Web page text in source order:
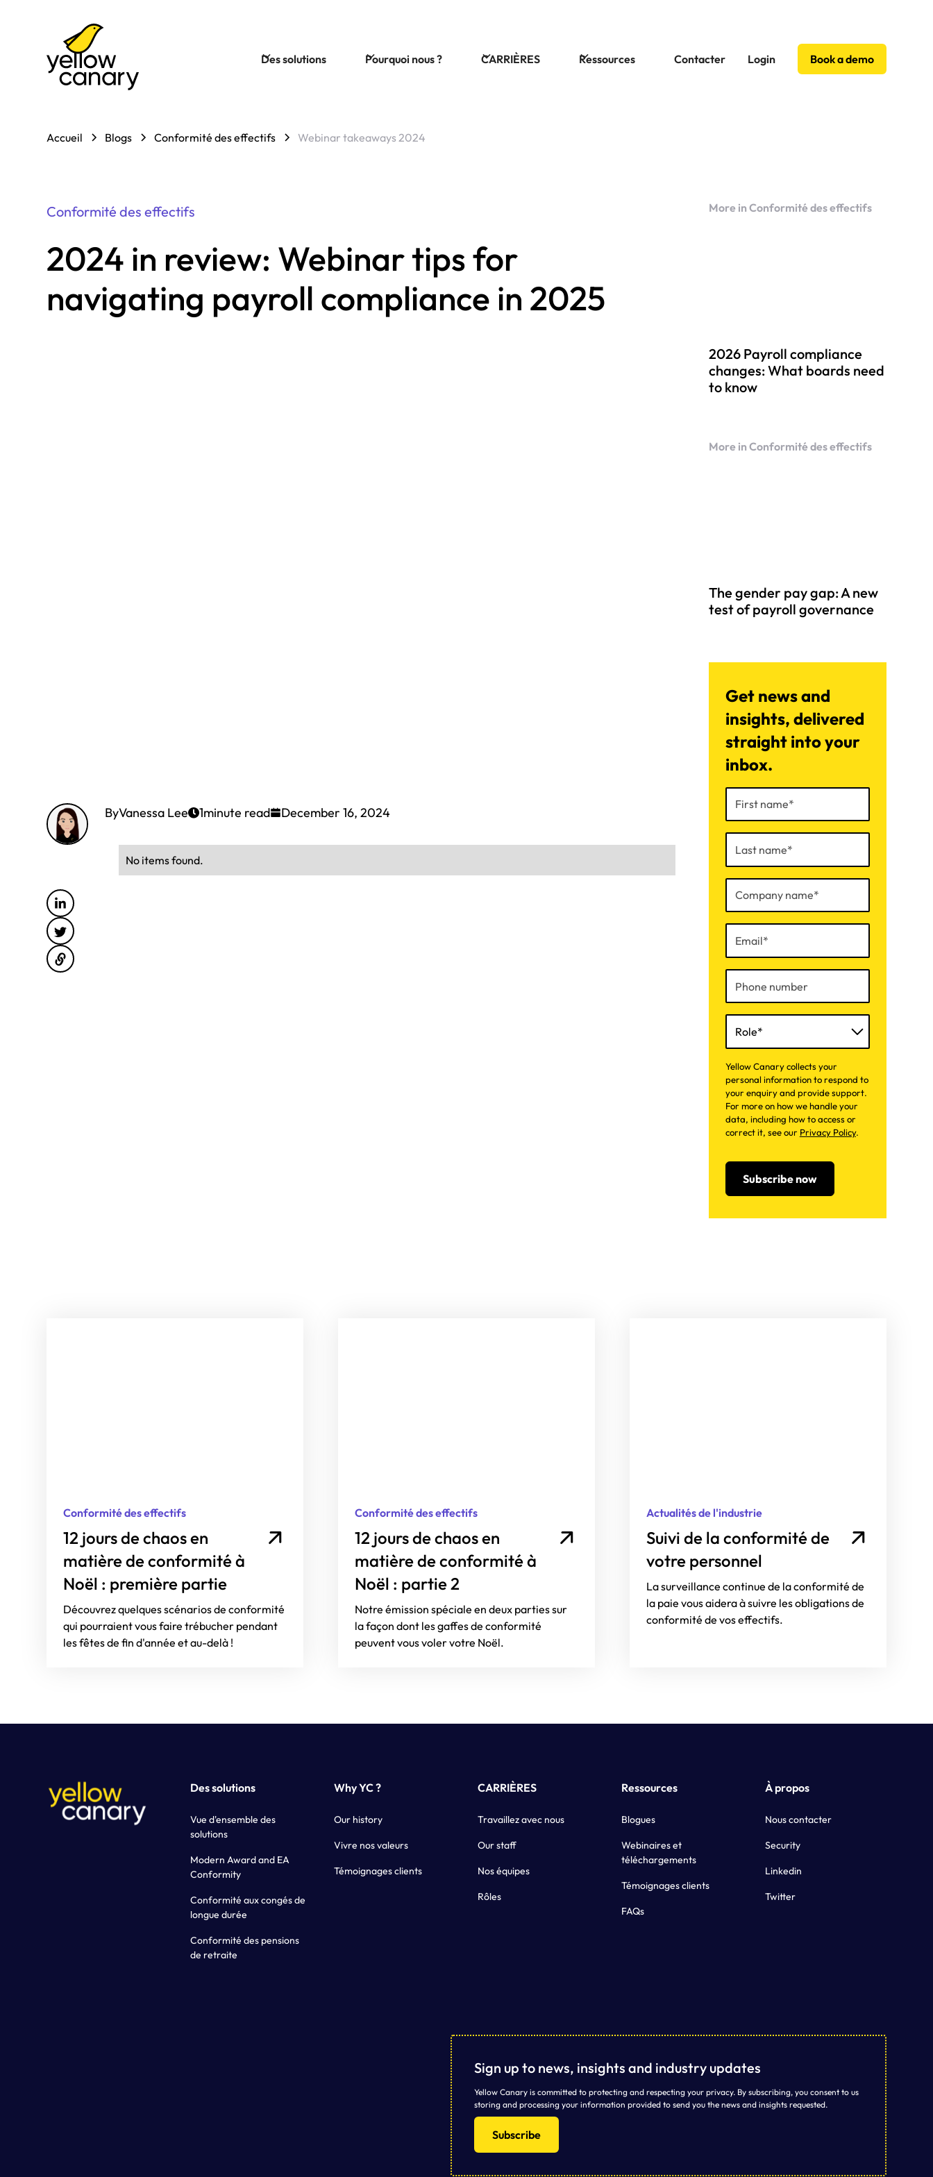
Des solutions Pourquoi nous ? CARRIÈRES Ressources Contacter Login Book a demo
Accueil Blogs Conformité des effectifs Webinar takeaways 2024
Conformité des effectifs
2024 in review: Webinar tips for
navigating payroll compliance in 2025
ByVanessa Lee 1minute read December 16, 2024
No items found.
More in Conformité des effectifs
2026 Payroll compliance
changes: What boards need
to know
More in Conformité des effectifs
The gender pay gap: A new
test of payroll governance
Get news and
insights, delivered
straight into your
inbox.
Yellow Canary collects your
personal information to respond to
your enquiry and provide support.
For more on how we handle your
data, including how to access or
correct it, see our Privacy Policy.
Conformité des effectifs
12 jours de chaos en
matière de conformité à
Noël : première partie
Découvrez quelques scénarios de conformité
qui pourraient vous faire trébucher pendant
les fêtes de fin d'année et au-delà !
Conformité des effectifs
12 jours de chaos en
matière de conformité à
Noël : partie 2
Notre émission spéciale en deux parties sur
la façon dont les gaffes de conformité
peuvent vous voler votre Noël.
Actualités de l'industrie
Suivi de la conformité de
votre personnel
La surveillance continue de la conformité de
la paie vous aidera à suivre les obligations de
conformité de vos effectifs.
Des solutions
Vue d'ensemble des
solutions
Modern Award and EA
Conformity
Conformité aux congés de
longue durée
Conformité des pensions
de retraite
Why YC ?
Our history
Vivre nos valeurs
Témoignages clients
CARRIÈRES
Travaillez avec nous
Our staff
Nos équipes
Rôles
Ressources
Blogues
Webinaires et
téléchargements
Témoignages clients
FAQs
À propos
Nous contacter
Security
Linkedin
Twitter
Sign up to news, insights and industry updates
Yellow Canary is committed to protecting and respecting your privacy. By subscribing, you consent to us
storing and processing your information provided to send you the news and insights requested.
Subscribe